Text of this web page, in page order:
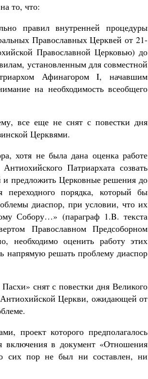
то, что:
правил внутренней процедуры
Православных Церквей от 21-
Православной Церковью) до
установленным для совместной
Афинагором I, начавшим
на необходимость всеобщего
все еще не снят с повестки дня
Церквями.
хотя не была дана оценка работе
Патриархата созвать
и предложить Церковные решения до
порядка, который бы
диаспор, при условии, что их
Собору…» (параграф 1.B. текста
Православном Предсоборном
необходимо оценить работу этих
напрямую решать проблему диаспор
снят с повестки дня Великого
Антиохийской Церкви, ожидающей от
проект которого предполагалось
включения в документ «Отношения
сих пор не был ни составлен, ни